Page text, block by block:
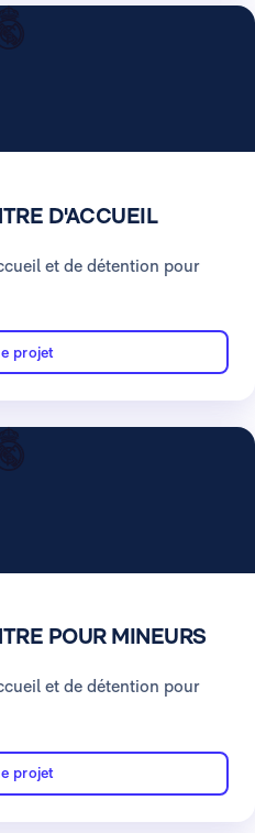
D'ACCUEIL
et de détention pour
projet
POUR MINEURS
et de détention pour
projet